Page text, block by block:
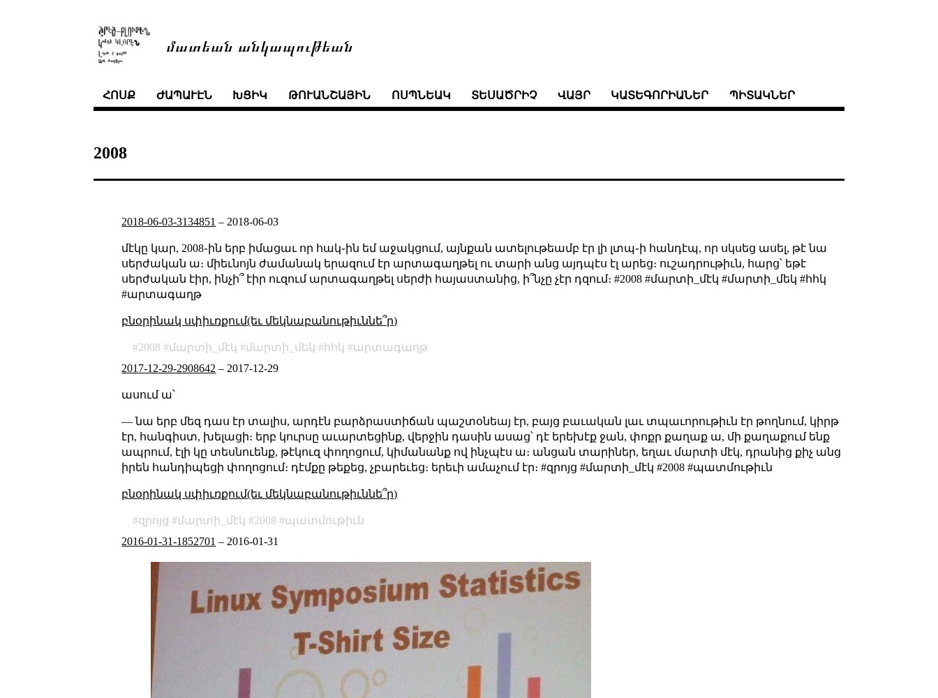
մատեան անկապութեան
ՀՈՍՔ ԺԱՊԱՒԷՆ ԽՑԻԿ ԹՈՒԱՆՇԱՅԻՆ ՈՍՊՆԵԱԿ ՏԵՍԱԾՐԻՉ ՎԱՅՐ ԿԱՏԵԳՈՐԻԱՆԵՐ ՊԻՏԱԿՆԵՐ
2008
2018-06-03-3134851 – 2018-06-03
մէկը կար, 2008֊ին երբ իմացաւ որ հակ֊ին եմ աջակցում, այնքան ատելութեամբ էր լի լտպ֊ի հանդէպ, որ սկսեց ասել, թէ նա
սերժական ա։ միեւնոյն ժամանակ երազում էր արտագաղթել ու տարի անց այդպէս էլ արեց։ ուշադրութիւն, հարց՝ եթէ
սերժական էիր, ինչի՞ էիր ուզում արտագաղթել սերժի հայաստանից, ի՞նչը չէր դզում։ #2008 #մարտի_մէկ #մարտի_մեկ #հհկ
#արտագաղթ
բնօրինակ սփիւռքում(եւ մեկնաբանութիւննե՞ր)
2008 մարտի_մէկ մարտի_մեկ հհկ
արտագաղթ
2017-12-29-2908642 – 2017-12-29
ասում ա՝
— նա երբ մեզ դաս էր տալիս, արդէն բարձրաստիճան պաշտօնեայ էր, բայց բաւական լաւ տպաւորութիւն էր թողնում, կիրթ
էր, հանգիստ, խելացի։ երբ կուրսը աւարտեցինք, վերջին դասին ասաց՝ դէ երեխէք ջան, փոքր քաղաք ա, մի քաղաքում ենք
ապրում, էլի կը տեսնուենք, թէկուզ փողոցում, կիմանանք ով ինչպէս ա։ անցան տարիներ, եղաւ մարտի մէկ, դրանից քիչ անց
իրեն հանդիպեցի փողոցում։ դէմքը թեքեց, չբարեւեց։ երեւի ամաչում էր։ #զրոյց #մարտի_մէկ #2008 #պատմութիւն
բնօրինակ սփիւռքում(եւ մեկնաբանութիւննե՞ր)
զրոյց մարտի_մէկ 2008
պատմութիւն
2016-01-31-1852701 – 2016-01-31